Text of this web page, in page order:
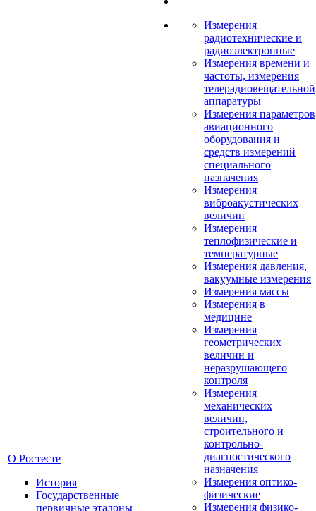
О Ростесте
История
Государственные
первичные эталоны
Измерения
радиотехнические и
радиоэлектронные
Измерения времени и
частоты, измерения
телерадиовещательной
аппаратуры
Измерения параметров
авиационного
оборудования и
средств измерений
специального
назначения
Измерения
виброакустических
величин
Измерения
теплофизические и
температурные
Измерения давления,
вакуумные измерения
Измерения массы
Измерения в
медицине
Измерения
геометрических
величин и
неразрушающего
контроля
Измерения
механических
величин,
строительного и
контрольно-
диагностического
назначения
Измерения оптико-
физические
Измерения физико-